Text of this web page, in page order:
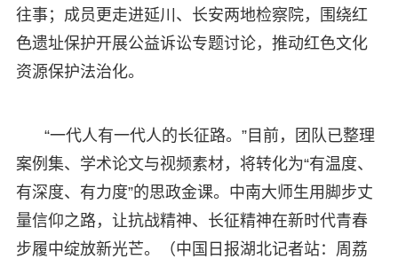
往事；成员更走进延川、长安两地检察院，围绕红
色遗址保护开展公益诉讼专题讨论，推动红色文化
资源保护法治化。
“一代人有一代人的长征路。”目前，团队已整理
案例集、学术论文与视频素材，将转化为“有温度、
有深度、有力度”的思政金课。中南大师生用脚步丈
量信仰之路，让抗战精神、长征精神在新时代青春
步履中绽放新光芒。（中国日报湖北记者站：周荔